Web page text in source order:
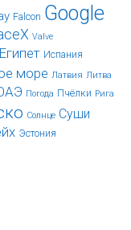
Falcon Google
Valve
Египет Испания
море Латвия Литва
Погода Пчёлки Рига
Солнце Суши
Эстония